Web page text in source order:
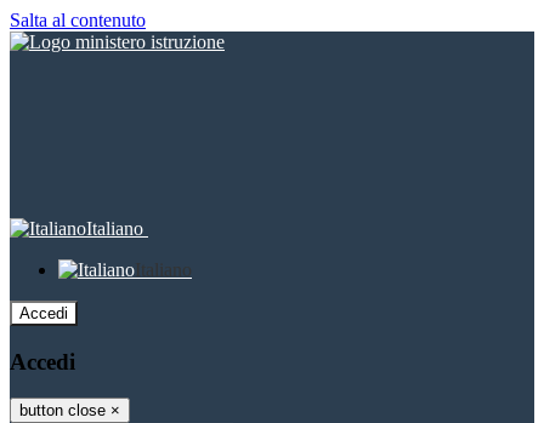
Salta al contenuto
Italiano
Italiano
Accedi
Accedi
button close ×